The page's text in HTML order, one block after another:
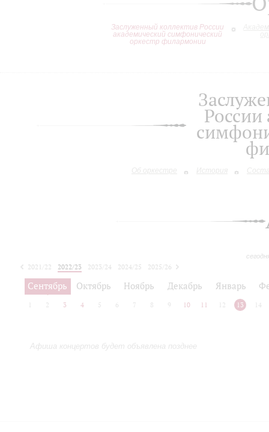
Заслуженный коллектив России
академический симфонический
оркестр филармонии
Об оркестре История
2021/22 2022/23 2023/24 2024/25
2025/26
2026/27
Сентябрь Октябрь Ноябрь Декабрь Январь
2 3 4 5 6 7 8 9 10 11 12 13 14
Афиша концертов будет объявлена позднее